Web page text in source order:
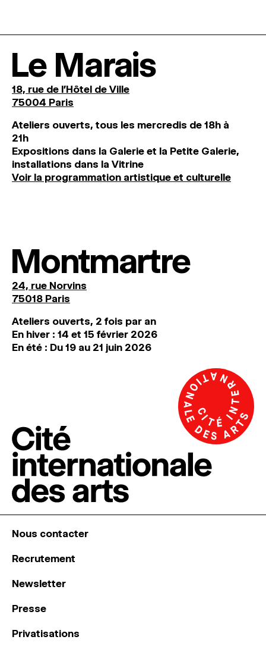
Le Marais
18, rue de l'Hôtel de Ville
75004 Paris
Ateliers ouverts, tous les mercredis de 18h à
21h
Expositions dans la Galerie et la Petite Galerie,
installations dans la Vitrine
Voir la programmation artistique et culturelle
Montmartre
24, rue Norvins
75018 Paris
Ateliers ouverts, 2 fois par an
En hiver : 14 et 15 février 2026
En été : Du 19 au 21 juin 2026
Nous contacter
Recrutement
Newsletter
Presse
Privatisations